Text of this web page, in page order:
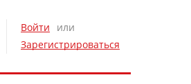
Войти
или
Зарегистрироваться